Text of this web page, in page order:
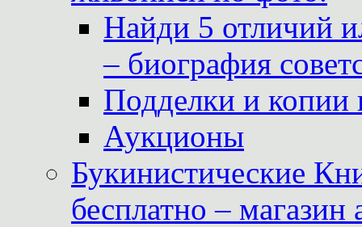
Найди 5 отличий
– биография
Подделки и копии
Аукционы
Букинистические
бесплатно –